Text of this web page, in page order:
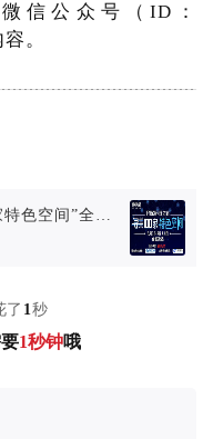
信公众号（ID：
。
色空间”全国
了 1秒
1秒钟哦